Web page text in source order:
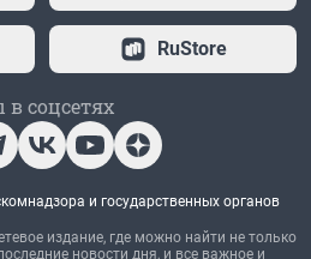
RuStore
соцсетях
и государственных органов
издание, где можно найти не только
новости дня, и все важное и